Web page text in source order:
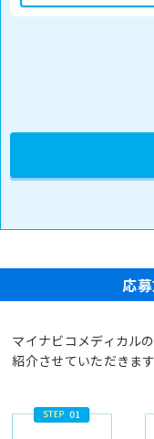
応
マイナビコメディカル
紹介させていただきます